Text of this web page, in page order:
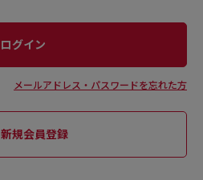
メールアドレス・パスワードを忘れた方
新規会員登録